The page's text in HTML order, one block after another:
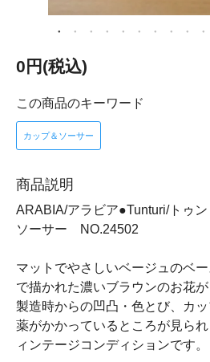
0円(税込)
この商品のキーワード
カップ＆ソーサー
商品説明
ARABIA/アラビア●Tunturi/トゥ
ソーサー NO.24502
マットでやさしいベージュのベ
で描かれた濃いブラウンのお花が
製造時からの凹凸・色とび、カ
薬がかかっているところが見ら
ィンテージコンディションです。